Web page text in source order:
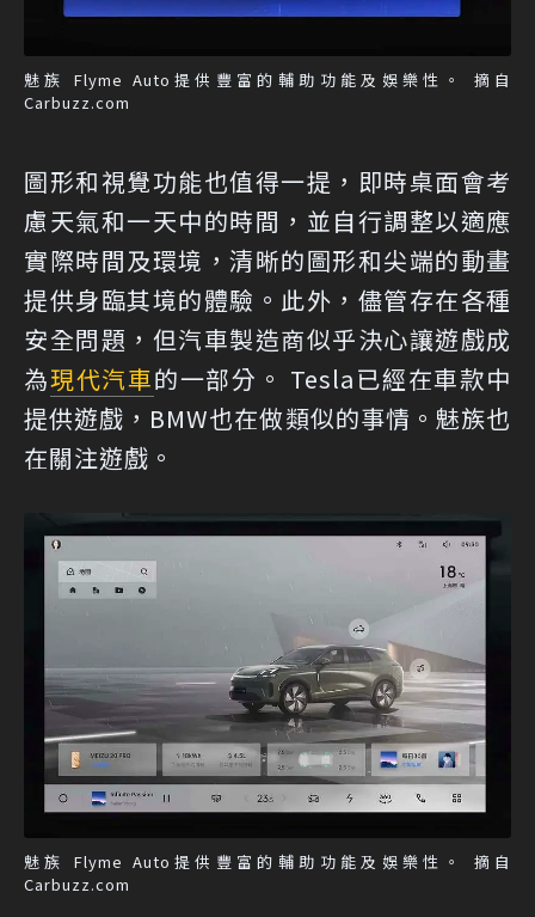
魅族 Flyme Auto提供豐富的輔助功能及娛樂性。 摘自
Carbuzz.com
圖形和視覺功能也值得一提，即時桌面會考
慮天氣和一天中的時間，並自行調整以適應
實際時間及環境，清晰的圖形和尖端的動畫
提供身臨其境的體驗。此外，儘管存在各種
安全問題，但汽車製造商似乎決心讓遊戲成
為現代汽車的一部分。 Tesla已經在車款中
提供遊戲，BMW也在做類似的事情。魅族也
在關注遊戲。
魅族 Flyme Auto提供豐富的輔助功能及娛樂性。 摘自
Carbuzz.com